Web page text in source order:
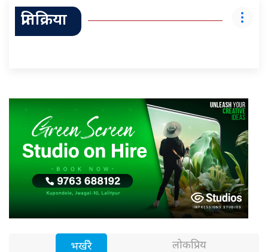
प्रतिक्रिया
भर्खरै लोकप्रिय